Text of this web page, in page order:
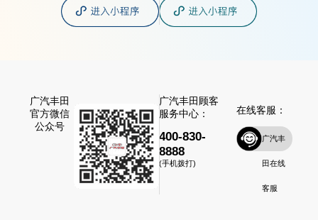
广汽丰田
官方微信
公众号
广汽丰田顾客
服务中心：
400-830-
8888
(手机拨打)
在线客服：
广汽丰
田在线
客服